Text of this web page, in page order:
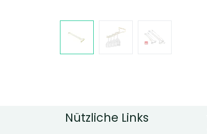
Nützliche Links